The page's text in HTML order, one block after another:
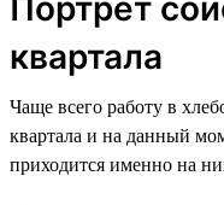
Портрет
квартала
Чаще всего работу в
квартала и на данный
приходится именно на